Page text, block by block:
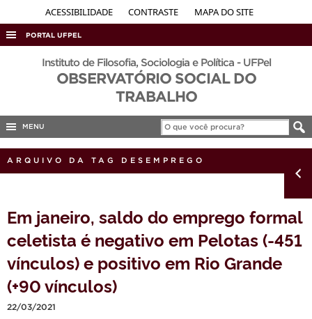
ACESSIBILIDADE CONTRASTE MAPA DO SITE
PORTAL UFPEL
ACESSO À INFORMAÇÃO
AUDITORIA
CONCURSOS
PORTARIAS
TELEFONES
Instituto de Filosofia, Sociologia e Política - UFPel
OBSERVATÓRIO SOCIAL DO
TRABALHO
MENU
ARQUIVO DA TAG DESEMPREGO
Em janeiro, saldo do emprego formal
celetista é negativo em Pelotas (-451
vínculos) e positivo em Rio Grande
(+90 vínculos)
22/03/2021